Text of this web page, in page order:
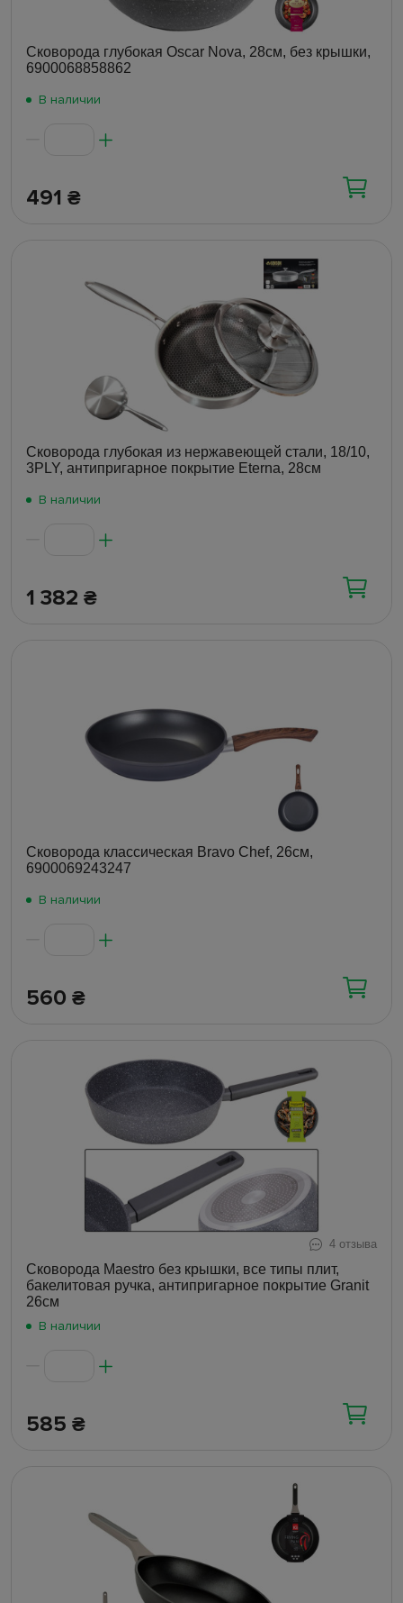
Сковорода глубокая Oscar Nova, 28см, без крышки,
6900068858862
В наличии
491 ₴
Сковорода глубокая из нержавеющей стали, 18/10,
3PLY, антипригарное покрытие Eterna, 28см
В наличии
1 382 ₴
Сковорода классическая Bravo Chef, 26см,
6900069243247
В наличии
560 ₴
4 отзыва
Сковорода Maestro без крышки, все типы плит,
бакелитовая ручка, антипригарное покрытие Granit
26см
В наличии
585 ₴